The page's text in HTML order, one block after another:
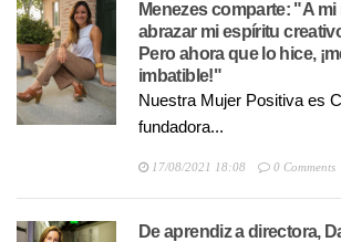
Menezes comparte: "A
abrazar mi espíritu
Pero ahora que lo hice,
imbatible!"
Nuestra Mujer Positiva es
fundadora...
17/08/2021 18:08 0 Comments
De aprendiz a directora,